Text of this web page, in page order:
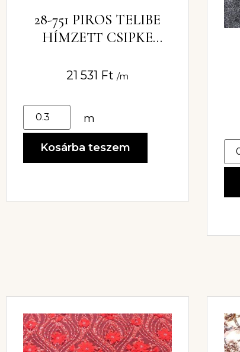
28-751 PIROS TELIBE
HÍMZETT CSIPKE
FLITTEREKKEL
21 531 Ft /m
m
Kosárba teszem